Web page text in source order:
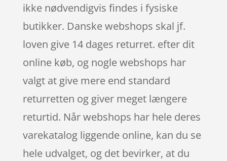
ikke nødvendigvis findes i fysiske
butikker. Danske webshops skal jf.
loven give 14 dages returret. efter dit
online køb, og nogle webshops har
valgt at give mere end standard
returretten og giver meget længere
returtid. Når webshops har hele deres
varekatalog liggende online, kan du se
hele udvalget, og det bevirker, at du